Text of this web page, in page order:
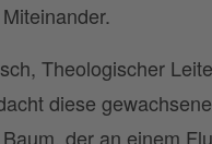
Theologischer
diese
der an einem